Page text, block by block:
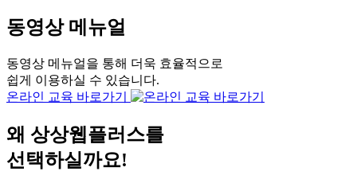
동영상 메뉴얼
동영상 메뉴얼을 통해 더욱 효율적으로
쉽게 이용하실 수 있습니다.
온라인 교육 바로가기
왜 상상웹플러스를
선택하실까요!